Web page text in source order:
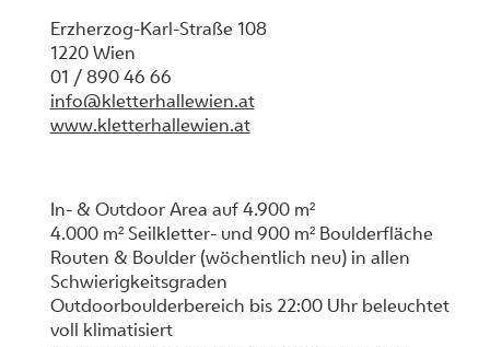
Erzherzog-Karl-Straße 108
1220 Wien
01 / 890 46 66
info@kletterhallewien.at
www.kletterhallewien.at
In- & Outdoor Area auf 4.900 m²
4.000 m² Seilkletter- und 900 m² Boulderfläche
Routen & Boulder (wöchentlich neu) in allen
Schwierigkeitsgraden
Outdoorboulderbereich bis 22:00 Uhr beleuchtet
voll klimatisiert